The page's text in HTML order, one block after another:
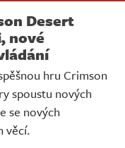
Desert
nové
hru Crimson
spoustu nových
se nových
věcí.